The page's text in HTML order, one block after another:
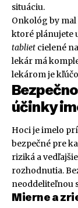
situáciu.
Onkológ by
ktoré plánujete
tabliet cielené
lekár má
lekárom je
účinky
Hoci je imelo
bezpečné pre
riziká a
rozhodnutia.
neoddeliteľnou
Mierne a